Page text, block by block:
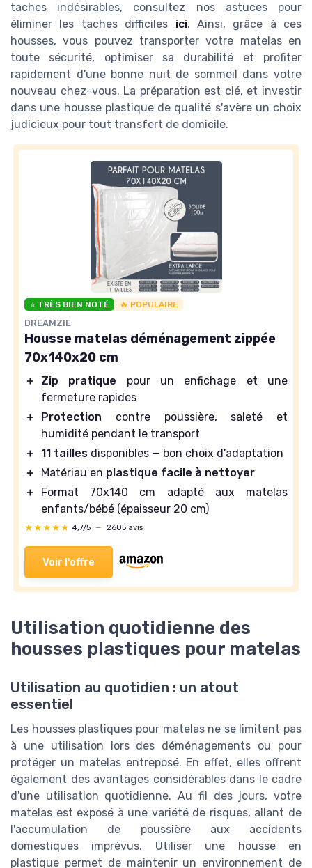
taches indésirables, consultez nos astuces pour
éliminer les taches difficiles ici. Ainsi, grâce à ces
housses, vous pouvez transporter votre matelas en
toute sécurité, optimiser sa durabilité et profiter
rapidement d'une bonne nuit de sommeil dans votre
nouveau chez-vous. La préparation est clé, et investir
dans une housse plastique de qualité s'avère un choix
judicieux pour tout transfert de domicile.
⭐ TRÈS BIEN NOTÉ 🔥 POPULAIRE
DREAMZIE
Housse matelas déménagement zippée
70x140x20 cm
＋ Zip pratique pour un enfichage et une
fermeture rapides
＋
Protection contre poussière, saleté et
humidité pendant le transport
＋ 11 tailles disponibles — bon choix d'adaptation
＋
Matériau en plastique facile à nettoyer
＋
Format 70x140 cm adapté aux matelas
enfants/bébé (épaisseur 20 cm)
★★★★★
★★★★★ 4,7/5 — 2605 avis
Voir l'offre
Utilisation quotidienne des
housses plastiques pour matelas
Utilisation au quotidien : un atout
essentiel
Les housses plastiques pour matelas ne se limitent pas
à une utilisation lors des déménagements ou pour
protéger un matelas entreposé. En effet, elles offrent
également des avantages considérables dans le cadre
d'une utilisation quotidienne. Au fil des jours, votre
matelas est exposé à une variété de risques, allant de
l'accumulation de poussière aux accidents
domestiques imprévus. Utiliser une housse en
plastique permet de maintenir un environnement de